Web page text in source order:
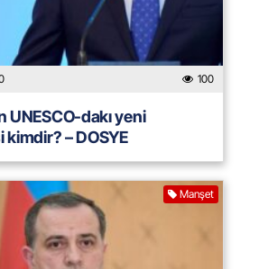
100
UNESCO-dakı yeni
– DOSYE
Manşet